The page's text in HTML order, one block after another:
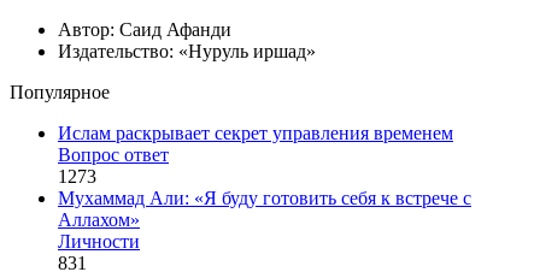
Автор: Саид Афанди
Издательство: «Нуруль иршад»
Популярное
Ислам раскрывает секрет управления временем
Вопрос ответ
1273
Мухаммад Али: «Я буду готовить себя к встрече с
Аллахом»
Личности
831